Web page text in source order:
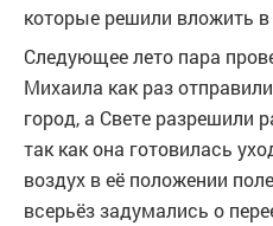
которые решили вложить
Следующее лето пара
Михаила как раз
город, а Свете разрешили
так как она готовилась
воздух в её положении
всерьёз задумались о